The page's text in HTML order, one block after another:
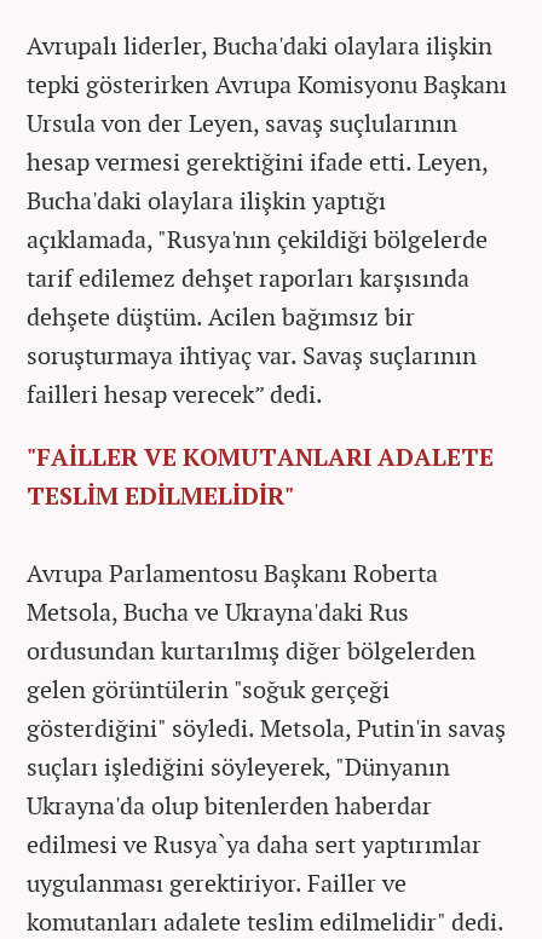
Avrupalı liderler, Bucha'daki olaylara ilişkin
tepki gösterirken Avrupa Komisyonu Başkanı
Ursula von der Leyen, savaş suçlularının
hesap vermesi gerektiğini ifade etti. Leyen,
Bucha'daki olaylara ilişkin yaptığı
açıklamada, "Rusya'nın çekildiği bölgelerde
tarif edilemez dehşet raporları karşısında
dehşete düştüm. Acilen bağımsız bir
soruşturmaya ihtiyaç var. Savaş suçlarının
failleri hesap verecek” dedi.
"FAİLLER VE KOMUTANLARI ADALETE
TESLİM EDİLMELİDİR"
Avrupa Parlamentosu Başkanı Roberta
Metsola, Bucha ve Ukrayna'daki Rus
ordusundan kurtarılmış diğer bölgelerden
gelen görüntülerin "soğuk gerçeği
gösterdiğini" söyledi. Metsola, Putin'in savaş
suçları işlediğini söyleyerek, "Dünyanın
Ukrayna'da olup bitenlerden haberdar
edilmesi ve Rusya`ya daha sert yaptırımlar
uygulanması gerektiriyor. Failler ve
komutanları adalete teslim edilmelidir" dedi.